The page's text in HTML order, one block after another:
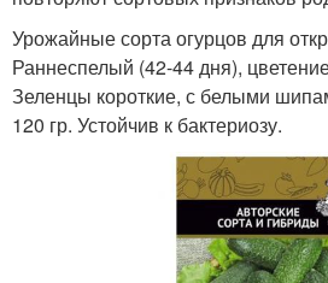
Урожайные сорта огурцов для
Раннеспелый (42-44 дня),
Зеленцы короткие, с белыми
120 гр. Устойчив к бактериозу.